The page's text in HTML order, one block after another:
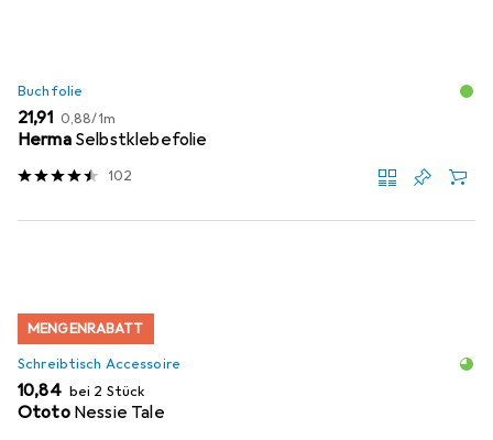
Buchfolie
EUR
21,91 EUR
0,88/1m
Herma Selbstklebefolie
102
MENGENRABATT
Schreibtisch Accessoire
EUR
10,84 bei 2 Stück
Ototo Nessie Tale